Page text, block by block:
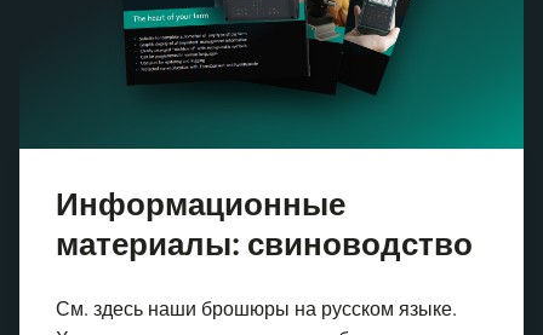
Информационные
материалы: свиноводство
См. здесь наши брошюры на русском языке.